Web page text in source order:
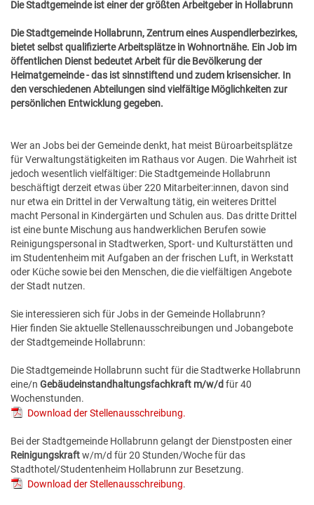
GESUNDE GEMEINDE
Die Stadtgemeinde ist einer der größten Arbeitgeber in Hollabrunn
Die Stadtgemeinde Hollabrunn, Zentrum eines Auspendlerbezirkes,
bietet selbst qualifizierte Arbeitsplätze in Wohnortnähe. Ein Job im
öffentlichen Dienst bedeutet Arbeit für die Bevölkerung der
Heimatgemeinde - das ist sinnstiftend und zudem krisensicher. In
den verschiedenen Abteilungen sind vielfältige Möglichkeiten zur
persönlichen Entwicklung gegeben.
Wer an Jobs bei der Gemeinde denkt, hat meist Büroarbeitsplätze
für Verwaltungstätigkeiten im Rathaus vor Augen. Die Wahrheit ist
jedoch wesentlich vielfältiger: Die Stadtgemeinde Hollabrunn
beschäftigt derzeit etwas über 220 Mitarbeiter:innen, davon sind
nur etwa ein Drittel in der Verwaltung tätig, ein weiteres Drittel
macht Personal in Kindergärten und Schulen aus. Das dritte Drittel
ist eine bunte Mischung aus handwerklichen Berufen sowie
Reinigungspersonal in Stadtwerken, Sport- und Kulturstätten und
im Studentenheim mit Aufgaben an der frischen Luft, in Werkstatt
oder Küche sowie bei den Menschen, die die vielfältigen Angebote
der Stadt nutzen.
Sie interessieren sich für Jobs in der Gemeinde Hollabrunn?
Hier finden Sie aktuelle Stellenausschreibungen und Jobangebote
der Stadtgemeinde Hollabrunn:
Die Stadtgemeinde Hollabrunn sucht für die Stadtwerke Hollabrunn
eine/n Gebäudeinstandhaltungsfachkraft m/w/d für 40
Wochenstunden.
Download der Stellenausschreibung.
Bei der Stadtgemeinde Hollabrunn gelangt der Dienstposten einer
Reinigungskraftw/m/d für 20 Stunden/Woche für das
Stadthotel/Studentenheim Hollabrunn zur Besetzung.
Download der Stellenausschreibung.